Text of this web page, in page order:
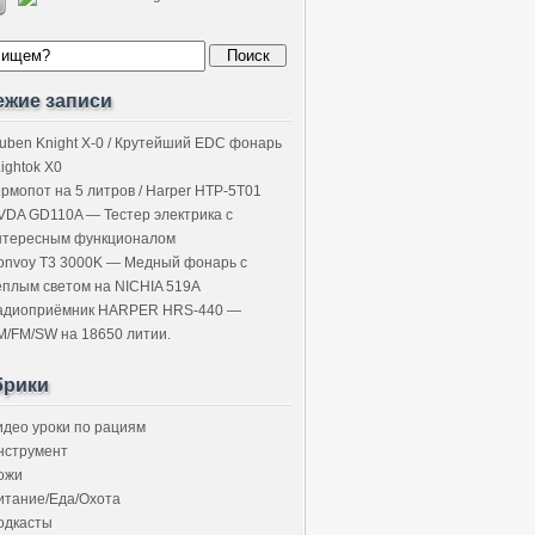
записи
Knight X-0 / Крутейший EDC фонарь
X0
на 5 литров / Harper HTP-5T01
GD110A — Тестер электрика с
функционалом
T3 3000K — Медный фонарь с
светом на NICHIA 519A
HARPER HRS-440 —
FM/SW на 18650 литии.
уроки по рациям
Еда/Охота